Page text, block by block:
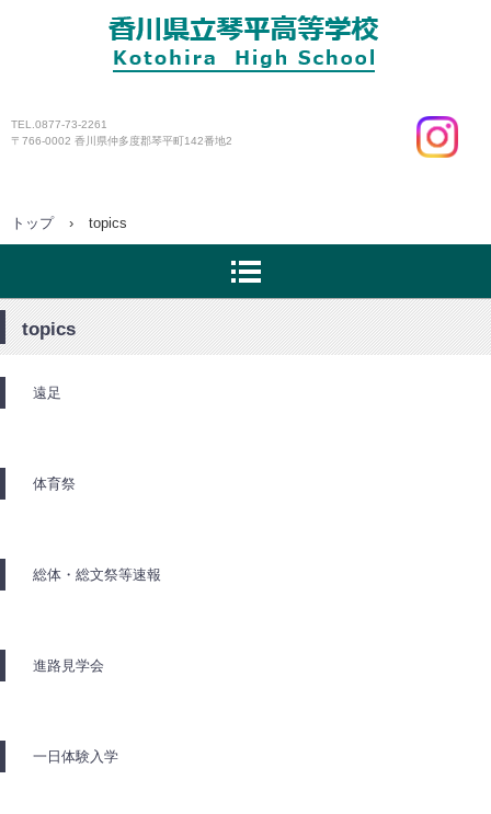
ページ
TEL.0877-73-2261
〒766-0002 香川県仲多度郡琴平町142番地2
トップ › topics
topics
遠足
体育祭
総体・総文祭等速報
進路見学会
一日体験入学